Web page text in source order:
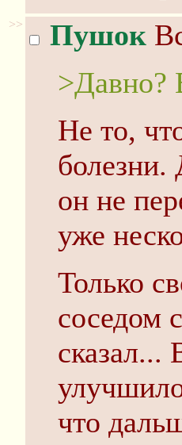
>> Пушок
>Давно?
Не то,
он не
уже
Только
соседом
сказал...
что